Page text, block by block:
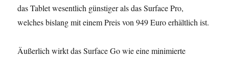
das Tablet wesentlich günstiger als das Surface Pro,
welches bislang mit einem Preis von 949 Euro erhältlich ist.
Äußerlich wirkt das Surface Go wie eine minimierte